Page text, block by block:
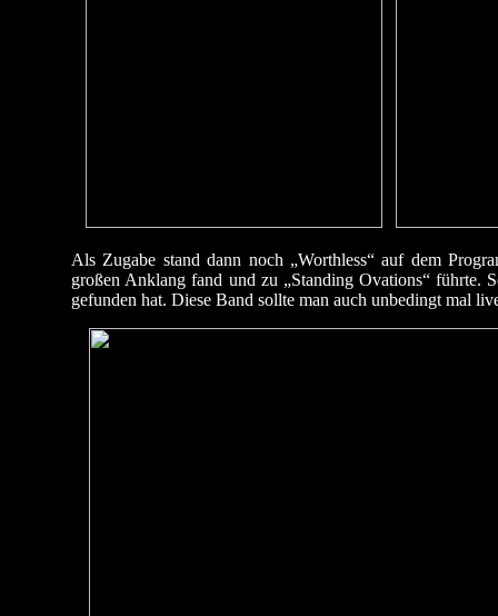
Als Zugabe stand dann noch „Worthless“ auf dem
großen Anklang fand und zu „Standing Ovations“ führte.
gefunden hat. Diese Band sollte man auch unbedingt mal